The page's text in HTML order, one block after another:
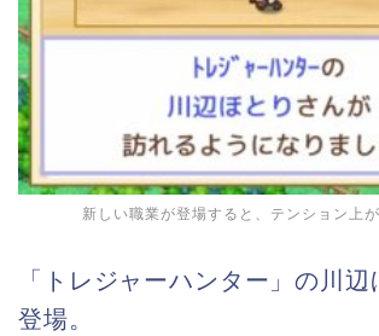
新しい職業が登場すると、テンション上が
「トレジャーハンター」の川
登場。